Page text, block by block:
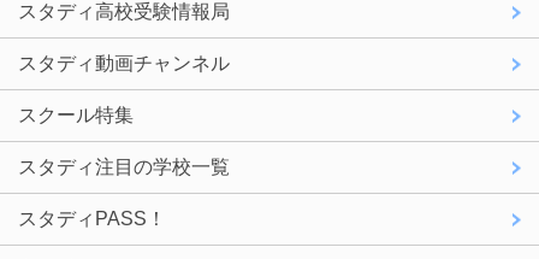
スタディ高校受験情報局
スタディ動画チャンネル
スクール特集
スタディ注目の学校一覧
スタディPASS！